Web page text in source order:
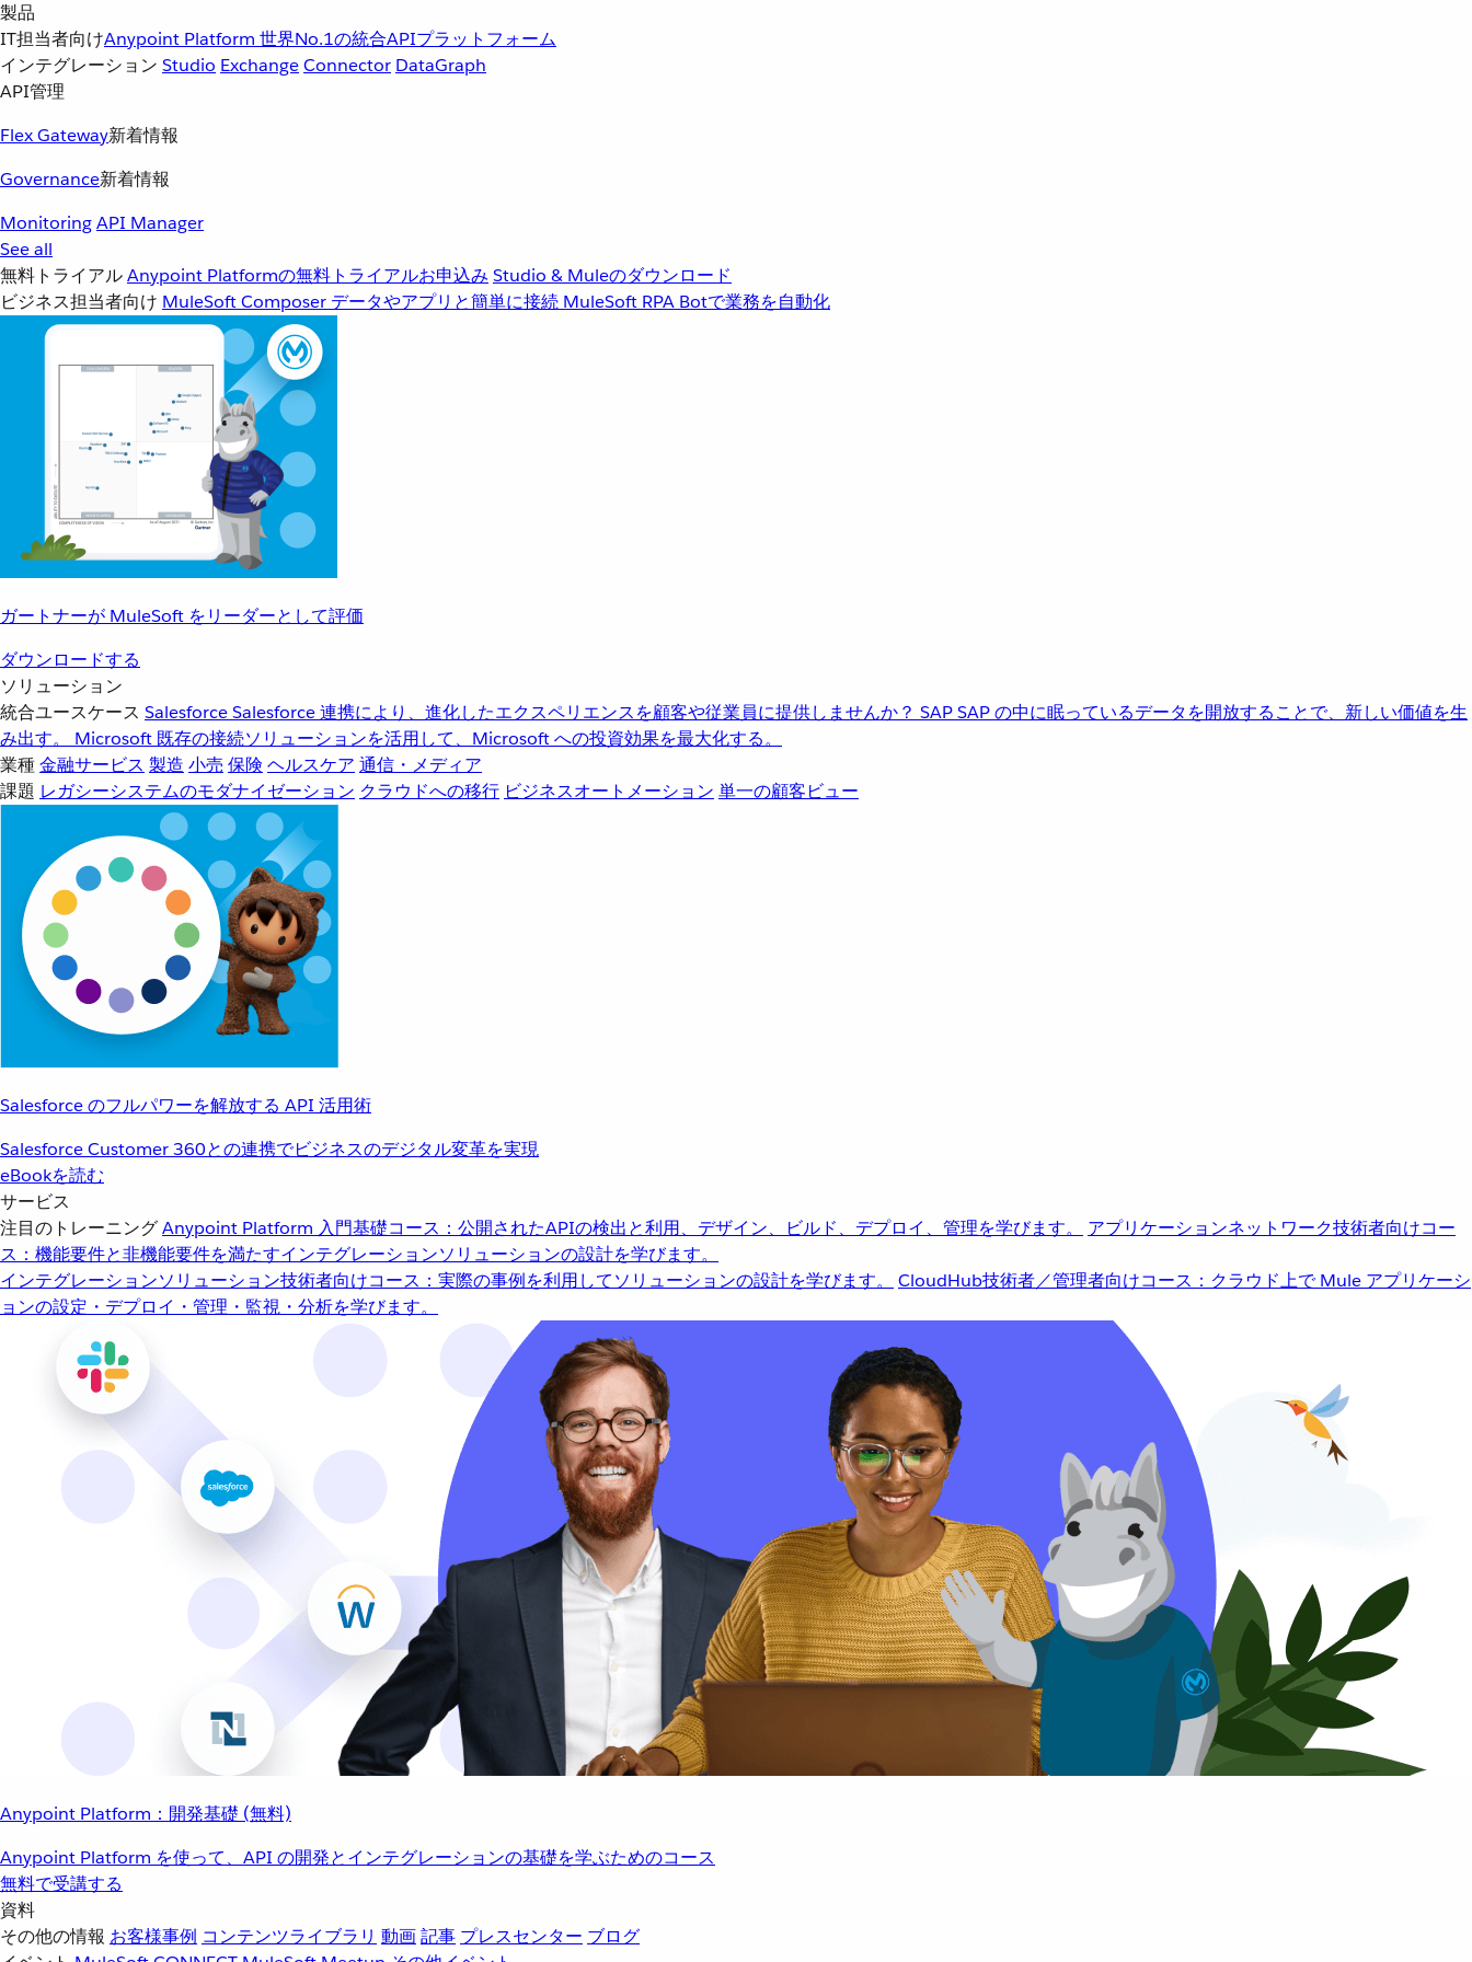
製品
IT担当者向けAnypoint Platform 世界No.1の統合APIプラットフォーム
インテグレーション Studio ExchangeConnector DataGraph
API管理
Flex Gateway新着情報
Governance新着情報
MonitoringAPI Manager
See all
無料トライアルAnypoint Platformの無料トライアルお申込み Studio & Muleのダウンロード
ビジネス担当者向け MuleSoft Composer データやアプリと簡単に接続 MuleSoft RPA Botで業務を自動化
ガートナーが MuleSoft をリーダーとして評価
ダウンロードする
ソリューション
統合ユースケース SalesforceSalesforce 連携により、進化したエクスペリエンスを顧客や従業員に提供しませんか？ SAPSAP の中に眠っているデータを開放することで、新しい価値を生
み出す。
Microsoft 既存の接続ソリューションを活用して、Microsoft への投資効果を最大化する。
業種金融サービス 製造 小売 保険 ヘルスケア 通信・メディア
課題 レガシーシステムのモダナイゼーション クラウドへの移行 ビジネスオートメーション 単一の顧客ビュー
Salesforce のフルパワーを解放する API 活用術
Salesforce Customer 360との連携でビジネスのデジタル変革を実現
eBookを読む
サービス
注目のトレーニングAnypoint Platform 入門基礎コース：公開されたAPIの検出と利用、デザイン、ビルド、デプロイ、管理を学びます。 アプリケーションネットワーク技術者向けコー
ス：機能要件と非機能要件を満たすインテグレーションソリューションの設計を学びます。
インテグレーションソリューション技術者向けコース：実際の事例を利用してソリューションの設計を学びます。 CloudHub技術者／管理者向けコース：クラウド上で Mule アプリケーシ
ョンの設定・デプロイ・管理・監視・分析を学びます。
Anypoint Platform：開発基礎 (無料)
Anypoint Platform を使って、API の開発とインテグレーションの基礎を学ぶためのコース
無料で受講する
資料
その他の情報 お客様事例 コンテンツライブラリ 動画記事 プレスセンター ブログ